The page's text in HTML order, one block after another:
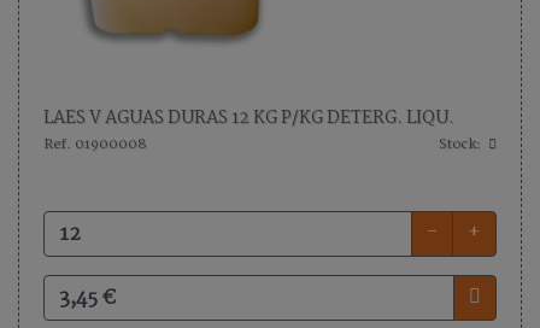
LAES V AGUAS DURAS 12 KG P/KG DETERG. LIQU.
Ref. 01900008 Stock:
- +